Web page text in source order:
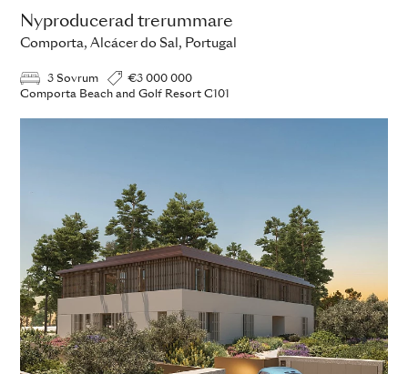
Nyproducerad trerummare
Comporta, Alcácer do Sal, Portugal
3 Sovrum
€3 000 000
Comporta Beach and Golf Resort C101